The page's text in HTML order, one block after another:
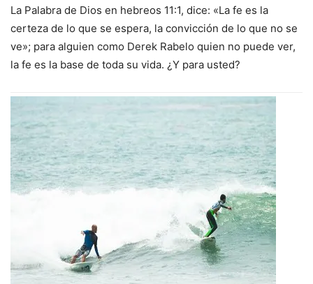
La Palabra de Dios en hebreos 11:1, dice: «La fe es la
certeza de lo que se espera, la convicción de lo que no se
ve»; para alguien como Derek Rabelo quien no puede ver,
la fe es la base de toda su vida. ¿Y para usted?